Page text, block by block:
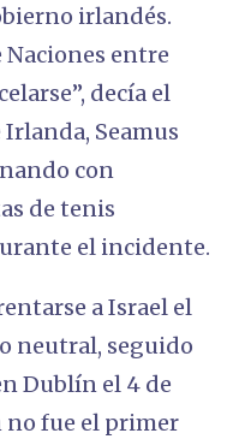
irlandés.
Naciones entre
decía el
Seamus
con
de tenis
el incidente.
a Israel el
neutral, seguido
Dublín el 4 de
fue el primer